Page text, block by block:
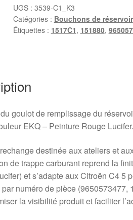
trappe
de
réservoir
portes
1517C1
EKQD
UGS : 3539-C1_K3
Catégories : Bouchons de réservoir
Étiquettes : 1517C1, 151880,
goulot de remplissage du
EKQ – Peinture Rouge Lucifer.
destinée aux ateliers et
de trappe carburant reprend la
et s’adapte aux Citroën C4 5
par numéro de pièce
la visibilité produit et faciliter